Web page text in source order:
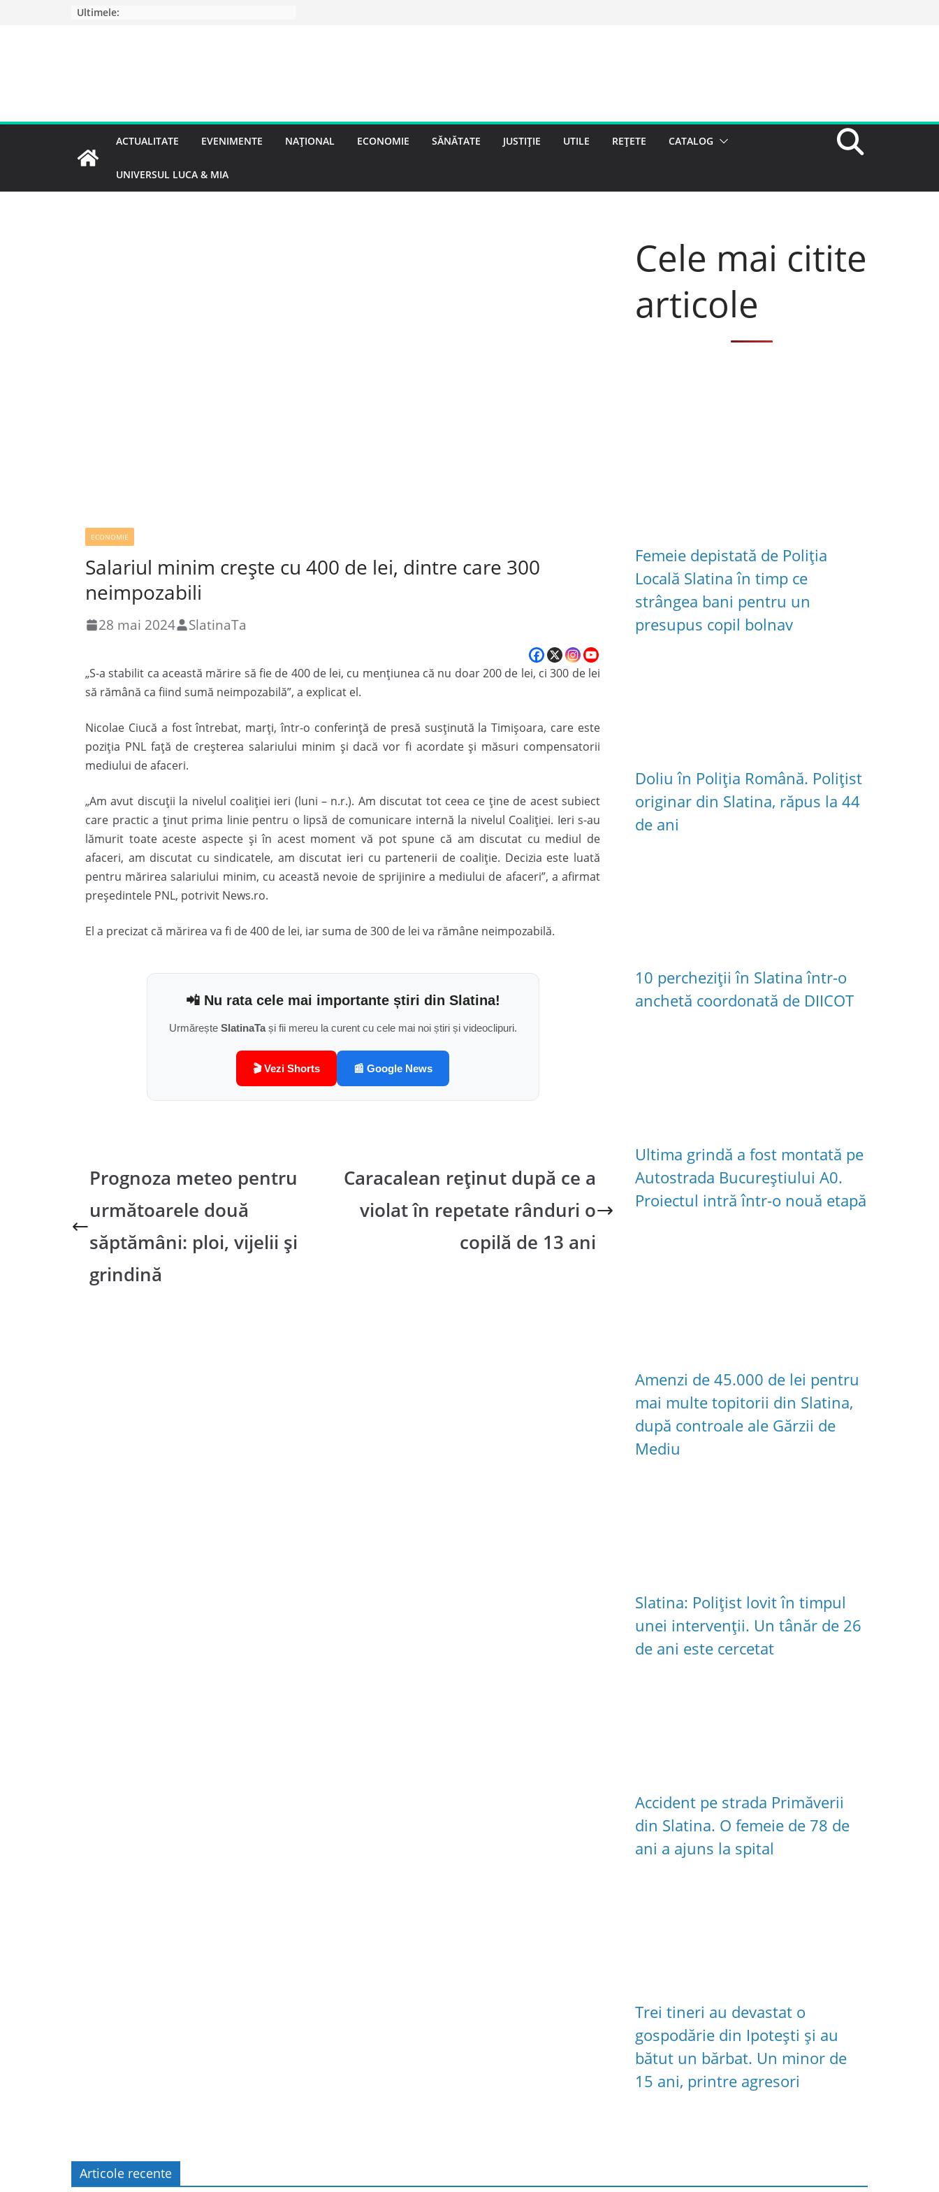
Ultimele:
ACTUALITATE EVENIMENTE NAȚIONAL ECONOMIE SĂNĂTATE JUSTIȚIE UTILE REȚETE CATALOG
UNIVERSUL LUCA & MIA
ECONOMIE
Salariul minim crește cu 400 de lei, dintre care 300
neimpozabili
28 mai 2024 SlatinaTa
„S-a stabilit ca această mărire să fie de 400 de lei, cu menţiunea că nu doar 200 de lei, ci 300 de lei
să rămână ca fiind sumă neimpozabilă”, a explicat el.
Nicolae Ciucă a fost întrebat, marţi, într-o conferinţă de presă susţinută la Timişoara, care este
poziţia PNL faţă de creşterea salariului minim şi dacă vor fi acordate şi măsuri compensatorii
mediului de afaceri.
„Am avut discuţii la nivelul coaliţiei ieri (luni – n.r.). Am discutat tot ceea ce ţine de acest subiect
care practic a ţinut prima linie pentru o lipsă de comunicare internă la nivelul Coaliţiei. Ieri s-au
lămurit toate aceste aspecte şi în acest moment vă pot spune că am discutat cu mediul de
afaceri, am discutat cu sindicatele, am discutat ieri cu partenerii de coaliţie. Decizia este luată
pentru mărirea salariului minim, cu această nevoie de sprijinire a mediului de afaceri”, a afirmat
preşedintele PNL, potrivit News.ro.
El a precizat că mărirea va fi de 400 de lei, iar suma de 300 de lei va rămâne neimpozabilă.
📲 Nu rata cele mai importante știri din Slatina!
Urmărește SlatinaTași fii mereu la curent cu cele mai noi știri și videoclipuri.
🎬 Vezi Shorts 📰 Google News
Prognoza meteo pentru
următoarele două
săptămâni: ploi, vijelii și
grindină
Caracalean reţinut după ce a
violat în repetate rânduri o
copilă de 13 ani
Cele mai citite
articole
Femeie depistată de Poliția
Locală Slatina în timp ce
strângea bani pentru un
presupus copil bolnav
Doliu în Poliția Română. Polițist
originar din Slatina, răpus la 44
de ani
10 percheziții în Slatina într-o
anchetă coordonată de DIICOT
Ultima grindă a fost montată pe
Autostrada Bucureștiului A0.
Proiectul intră într-o nouă etapă
Amenzi de 45.000 de lei pentru
mai multe topitorii din Slatina,
după controale ale Gărzii de
Mediu
Slatina: Polițist lovit în timpul
unei intervenții. Un tânăr de 26
de ani este cercetat
Accident pe strada Primăverii
din Slatina. O femeie de 78 de
ani a ajuns la spital
Trei tineri au devastat o
gospodărie din Ipotești și au
bătut un bărbat. Un minor de
15 ani, printre agresori
Articole recente